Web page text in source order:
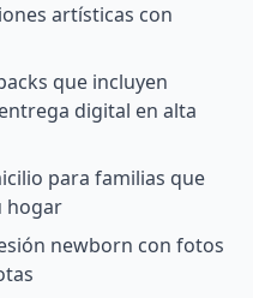
artísticas con
que incluyen
digital en alta
para familias que
hogar
newborn con fotos